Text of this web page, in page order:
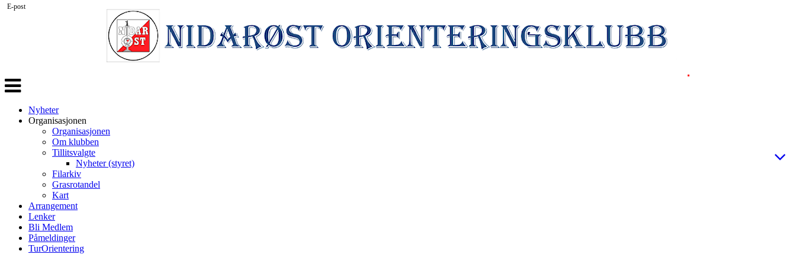
Veksle
navigasjon
Nyheter
Organisasjonen
Organisasjonen
Om klubben
Tillitsvalgte
Nyheter (styret)
Filarkiv
Grasrotandel
Kart
Arrangement
Lenker
Bli Medlem
Påmeldinger
TurOrientering
E-post